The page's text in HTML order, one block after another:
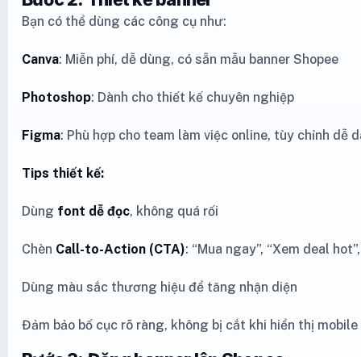
Bạn có thể dùng các công cụ như:
Canva: Miễn phí, dễ dùng, có sẵn mẫu banner Shopee
Photoshop: Dành cho thiết kế chuyên nghiệp
Figma: Phù hợp cho team làm việc online, tùy chỉnh dễ
Tips thiết kế:
Dùng font dễ đọc, không quá rối
Chèn Call-to-Action (CTA): “Mua ngay”, “Xem deal
Dùng màu sắc thương hiệu để tăng nhận diện
Đảm bảo bố cục rõ ràng, không bị cắt khi hiển thị mobile